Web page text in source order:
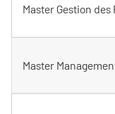
Master Gestion
Master